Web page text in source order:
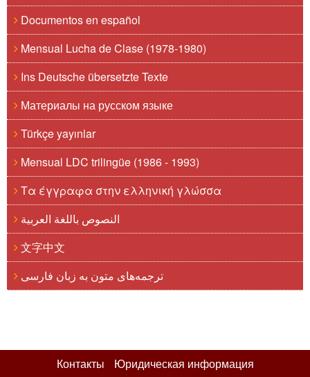
Documentos en español
Mensual Lucha de Clase (1978-1980)
Ins Deutsche übersetzte Texte
Материалы на русском языке
Türkçe yayınlar
Mensual LDC trilingüe (1986 - 1993)
Τα έγγραφα στην ελληνική γλώσσα
النصوص باللغة العربية
文字中文
ترجمه‌های متون به زبان فارسی
Контакты Юридическая информация